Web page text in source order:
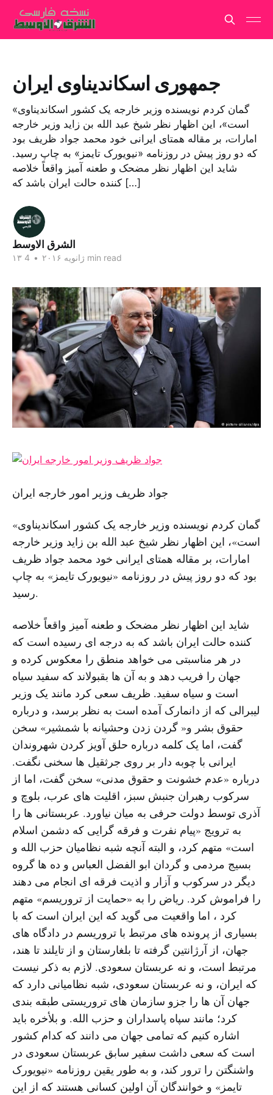
جمهوری اسکاندیناوی ایران
«گمان کردم نویسنده وزیر خارجه یک کشور اسکاندیناوی
است»، این اظهار نظر شیخ عبد الله بن زاید وزیر خارجه
امارات، بر مقاله همتای ایرانی خود محمد جواد ظریف بود
که دو روز پیش در روزنامه «نیویورک تایمز» به چاپ رسید.
شاید این اظهار نظر مضحک و طعنه آمیز واقعاً خلاصه
کننده حالت ایران باشد که […]
الشرق الاوسط
۱۳ ژانویه ۲۰۱۶ • 4 min read
جواد ظریف وزیر امور خارجه ایران
«گمان کردم نویسنده وزیر خارجه یک کشور اسکاندیناوی
است»، این اظهار نظر شیخ عبد الله بن زاید وزیر خارجه
امارات، بر مقاله همتای ایرانی خود محمد جواد ظریف
بود که دو روز پیش در روزنامه «نیویورک تایمز» به چاپ
رسید.
شاید این اظهار نظر مضحک و طعنه آمیز واقعاً خلاصه
کننده حالت ایران باشد که به درجه ای رسیده است که
در هر مناسبتی می خواهد منطق را معکوس کرده و
جهان را فریب دهد و به آن ها بقبولاند که سفید سیاه
است و سیاه سفید. ظریف سعی کرد مانند یک وزیر
لیبرالی که از دانمارک آمده است به نظر برسد، و درباره
حقوق بشر و« گردن زدن وحشیانه با شمشیر» سخن
گفت، اما یک کلمه درباره حلق آویز کردن شهروندان
ایرانی با چوبه دار بر روی جرثقیل ها سخنی نگفت.
درباره «عدم خشونت و حقوق مدنی» سخن گفت، اما از
سرکوب رهبران جنبش سبز، اقلیت های عرب، بلوچ و
آذری توسط دولت حرفی به میان نیاورد. عربستانی ها را
به ترویج «پیام نفرت و فرقه گرایی که دشمن اسلام
است» متهم کرد، و البته آنچه شبه نظامیان حزب الله و
بسیج مردمی و گردان ابو الفضل العباس و ده ها گروه
دیگر در سرکوب و آزار و اذیت فرقه ای انجام می دهند
را فراموش کرد. ریاض را به «حمایت از تروریسم» متهم
کرد ، اما واقعیت می گوید که این ایران است که با
بسیاری از پرونده های مرتبط با تروریسم در دادگاه های
جهان، از آرژانتین گرفته تا بلغارستان و از تایلند تا هند،
مرتبط است، و نه عربستان سعودی. لازم به ذکر نیست
که ایران، و نه عربستان سعودی، شبه نظامیانی دارد که
جهان آن ها را جزو سازمان های تروریستی طبقه بندی
کرد؛ مانند سپاه پاسداران و حزب الله. و بلأخره باید
اشاره کنیم که تمامی جهان می دانند که کدام کشور
است که سعی داشت سفیر سابق عربستان سعودی در
واشنگتن را ترور کند، و به طور یقین روزنامه «نیویورک
تایمز» و خوانندگان آن اولین کسانی هستند که از این